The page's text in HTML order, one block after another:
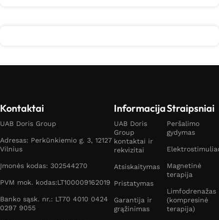
Kontaktai
UAB Doris Group
Adresas: Perkūnkiemio g. 3, 12127
Vilnius
Įmonės kodas: 302544270
PVM mok. kodas:LT100009162019
Banko sąsk. nr.: LT70 4010 0424
0297 9055
Informacija
UAB Doris
Group
kontaktai ir
rekvizitai
Atsiskaitymas
Pristatymas
Garantija ir
grąžinimas
Straipsniai
Peršalimo
gydymas
Magnetinė
terapija
Limfodrenažas
(kompresinė
terapija)